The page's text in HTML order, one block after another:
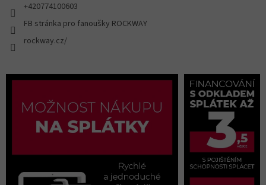
+420774100603
FB stránka pro fanoušky ROCKWAY
rockway.cz/